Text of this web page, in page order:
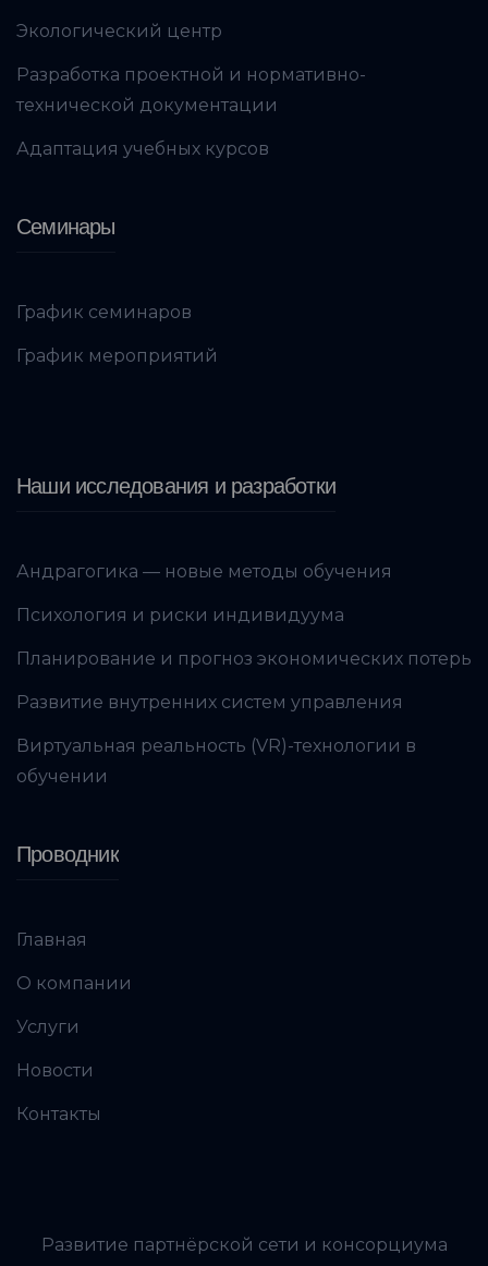
Экологический центр
Разработка проектной и нормативно-
технической документации
Адаптация учебных курсов
Семинары
График семинаров
График мероприятий
Наши исследования и разработки
Андрагогика — новые методы обучения
Психология и риски индивидуума
Планирование и прогноз экономических потерь
Развитие внутренних систем управления
Виртуальная реальность (VR)-технологии в
обучении
Проводник
Главная
О компании
Услуги
Новости
Контакты
Развитие партнёрской сети и консорциума